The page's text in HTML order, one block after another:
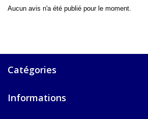
Aucun avis n'a été publié pour le moment.
Catégories
Informations